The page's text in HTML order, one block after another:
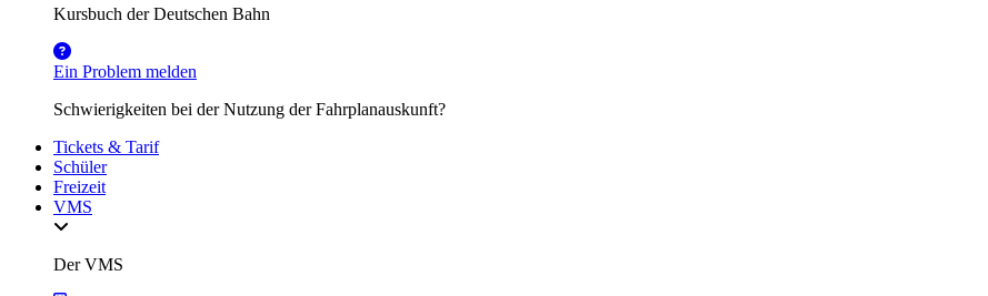
Kursbuch der Deutschen Bahn
Ein Problem melden
Schwierigkeiten bei der Nutzung der Fahrplanauskunft?
Tickets & Tarif
Schüler
Freizeit
VMS
Der VMS